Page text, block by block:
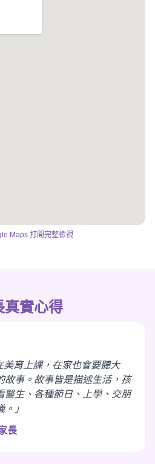
Maps 打開完整檢視
真實心得
美育上課，在家也會要聽大
故事。故事皆是描述生活，孩
醫生、各種節日、上學、交朋
」
長